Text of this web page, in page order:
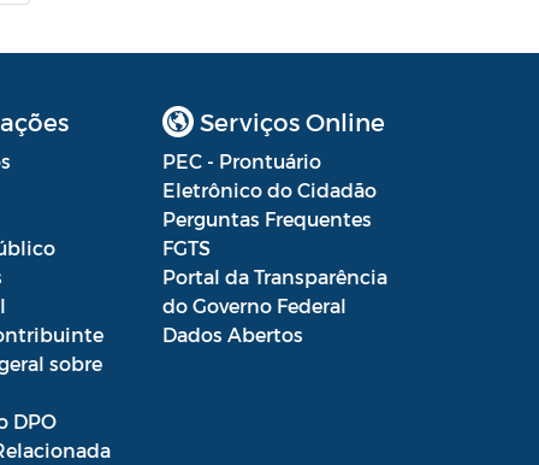
sobre
DPO
Serviços Online
PEC - Prontuário
Eletrônico do Cidadão
Perguntas Frequentes
FGTS
Portal da Transparência
do Governo Federal
Dados Abertos